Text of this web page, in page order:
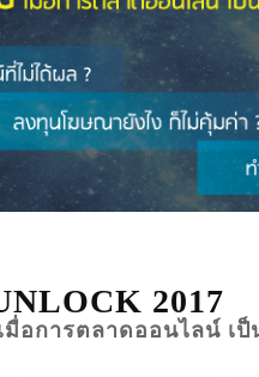
2017
มื่อการตลาดออนไลน์ เ